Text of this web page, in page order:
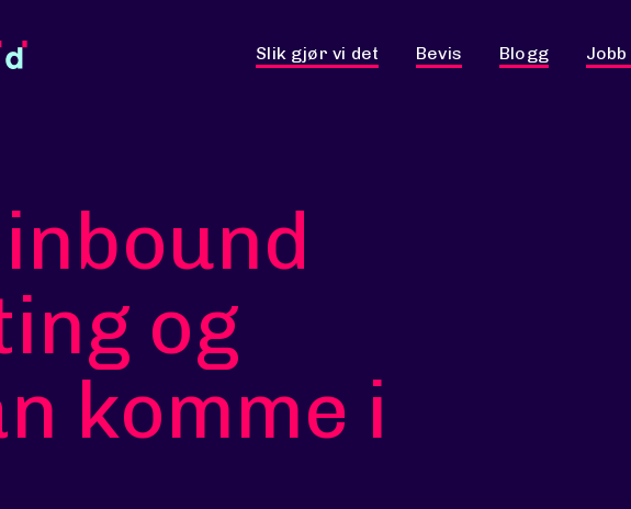
Slik gjør vi det Bevis Blogg
og
komme i